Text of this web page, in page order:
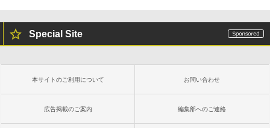
Special Site
本サイトのご利用について お問い合わせ
広告掲載のご案内 編集部へのご連絡